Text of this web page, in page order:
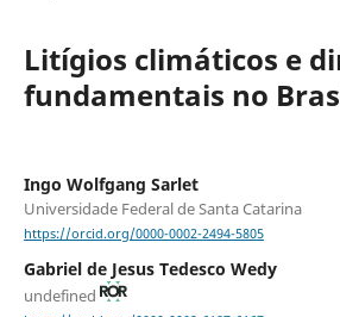
Litígios climáticos e
fundamentais no
Ingo Wolfgang Sarlet
Universidade Federal de Santa Catarina
https://orcid.org/0000-0002-2494-5805
Gabriel de Jesus Tedesco Wedy
undefined